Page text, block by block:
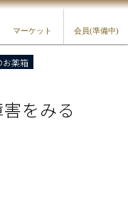
マーケット 会員(準備中)
お薬箱
をみる